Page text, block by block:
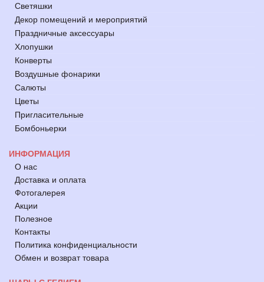
Светяшки
Декор помещений и мероприятий
Праздничные аксессуары
Хлопушки
Конверты
Воздушные фонарики
Салюты
Цветы
Пригласительные
Бомбоньерки
ИНФОРМАЦИЯ
О нас
Доставка и оплата
Фотогалерея
Акции
Полезное
Контакты
Политика конфиденциальности
Обмен и возврат товара